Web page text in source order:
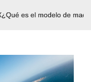
¿Qué es el modelo de